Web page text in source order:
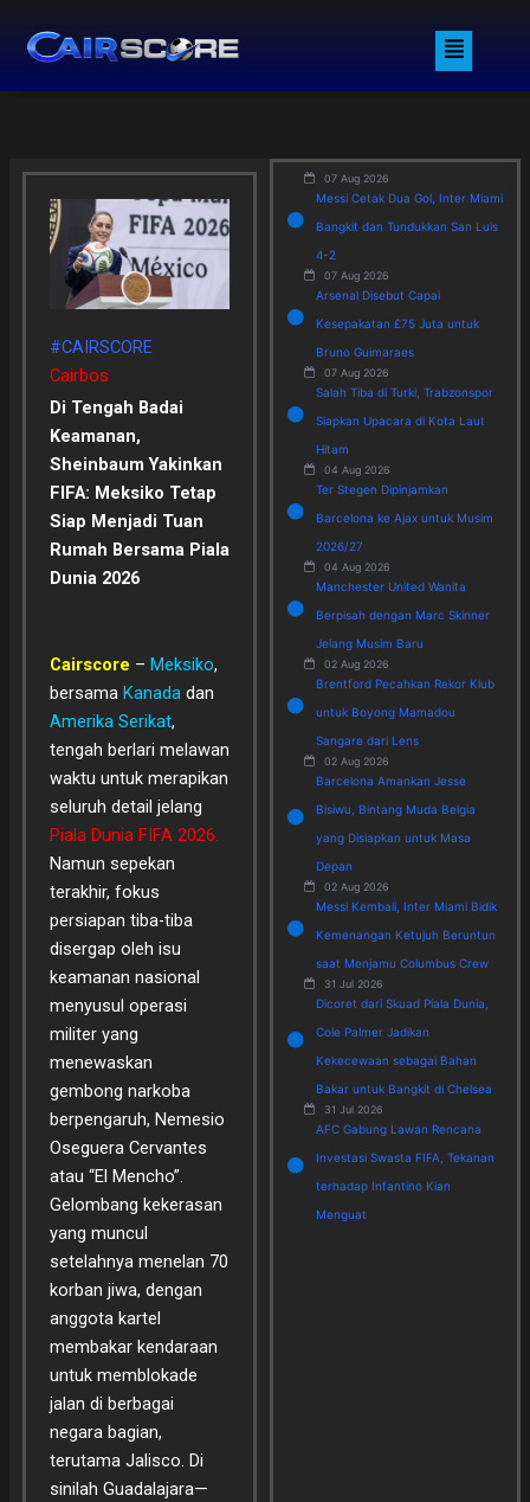
content
Menu
#CAIRSCORE
Cairbos
Di Tengah Badai
Keamanan,
Sheinbaum Yakinkan
FIFA: Meksiko Tetap
Siap Menjadi Tuan
Rumah Bersama Piala
Dunia 2026
Cairscore – Meksiko,
bersama Kanada dan
Amerika Serikat,
tengah berlari melawan
waktu untuk merapikan
seluruh detail jelang
Piala Dunia FIFA 2026.
Namun sepekan
terakhir, fokus
persiapan tiba-tiba
disergap oleh isu
keamanan nasional
menyusul operasi
militer yang
menewaskan
gembong narkoba
berpengaruh, Nemesio
Oseguera Cervantes
atau “El Mencho”.
Gelombang kekerasan
yang muncul
setelahnya menelan 70
korban jiwa, dengan
anggota kartel
membakar kendaraan
untuk memblokade
jalan di berbagai
negara bagian,
terutama Jalisco. Di
sinilah Guadalajara—
07 Aug 2026
Messi Cetak Dua Gol, Inter Miami
Bangkit dan Tundukkan San Luis
4-2
07 Aug 2026
Arsenal Disebut Capai
Kesepakatan £75 Juta untuk
Bruno Guimaraes
07 Aug 2026
Salah Tiba di Turki, Trabzonspor
Siapkan Upacara di Kota Laut
Hitam
04 Aug 2026
Ter Stegen Dipinjamkan
Barcelona ke Ajax untuk Musim
2026/27
04 Aug 2026
Manchester United Wanita
Berpisah dengan Marc Skinner
Jelang Musim Baru
02 Aug 2026
Brentford Pecahkan Rekor Klub
untuk Boyong Mamadou
Sangare dari Lens
02 Aug 2026
Barcelona Amankan Jesse
Bisiwu, Bintang Muda Belgia
yang Disiapkan untuk Masa
Depan
02 Aug 2026
Messi Kembali, Inter Miami Bidik
Kemenangan Ketujuh Beruntun
saat Menjamu Columbus Crew
31 Jul 2026
Dicoret dari Skuad Piala Dunia,
Cole Palmer Jadikan
Kekecewaan sebagai Bahan
Bakar untuk Bangkit di Chelsea
31 Jul 2026
AFC Gabung Lawan Rencana
Investasi Swasta FIFA, Tekanan
terhadap Infantino Kian
Menguat